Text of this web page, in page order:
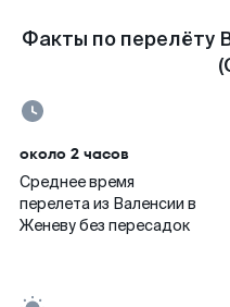
Факты по перелёту
около 2 часов
Среднее время
перелета из Валенсии в
Женеву без пересадок